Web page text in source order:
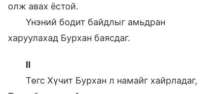
олж авах ёстой.
Үнэний бодит байдлыг амьдран
харуулахад Бурхан баясдаг.
II
Төгс Хүчит Бурхан л намайг хайрладаг,